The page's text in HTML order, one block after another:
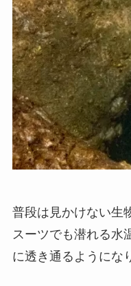
普段は見かけない生
スーツでも潜れる水
に透き通るようにな